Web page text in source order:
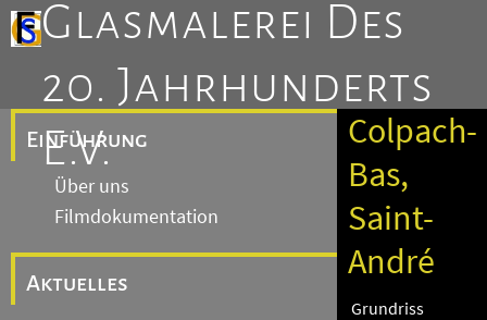
Glasmalerei Des
20. Jahrhunderts
E.V.
Einführung
Über uns
Filmdokumentation
Aktuelles
Colpach-
Bas,
Saint-
André
Grundriss